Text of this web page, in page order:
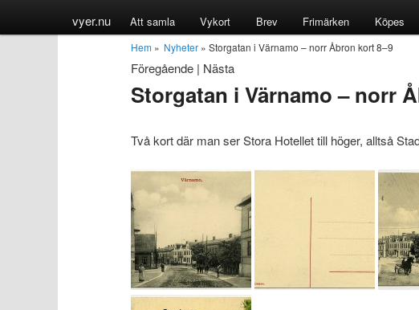
vyer.nu Att samla Vykort Brev Frimärken Köpes
Hem » Nyheter » Storgatan i Värnamo – norr Åbron kort 8–9
Föregående | Nästa
Storgatan i Värnamo – norr
Två kort där man ser Stora Hotellet till höger, alltså